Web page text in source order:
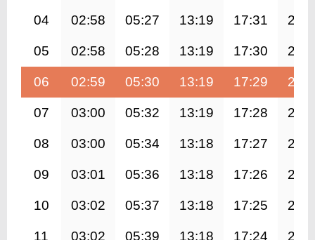
04 02:58 05:27 13:19 17:31
05 02:58 05:28 13:19 17:30
06 02:59 05:30 13:19 17:29
07 03:00 05:32 13:19 17:28
08 03:00 05:34 13:18 17:27
09 03:01 05:36 13:18 17:26
10 03:02 05:37 13:18 17:25
11 03:02 05:39 13:18 17:24